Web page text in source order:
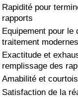
Rapidité pour
rapports
Equipement pour le
traitement modernes
Exactitude et
remplissage des
Amabilité et
Satisfaction de la
Indice de
Indice de
Soins de santé
Indice des soins